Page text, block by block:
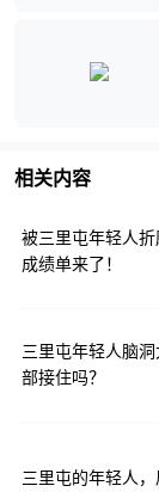
相关内容
被三里屯年轻人
成绩单来了！
三里屯年轻人脑
部接住吗？
三里屯的年轻人，